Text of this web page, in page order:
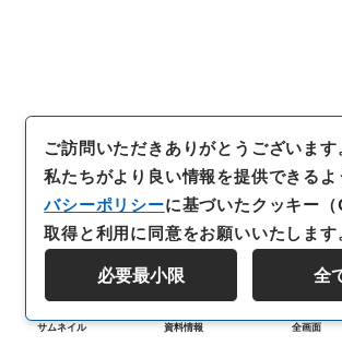
サムネイル 資料情報 全画面
ご訪問いただきありがとうございます
私たちがより良い情報を提供できるよ
バシーポリシーに基づいたクッキー
取得と利用に同意をお願いいたします
必要最小限 全